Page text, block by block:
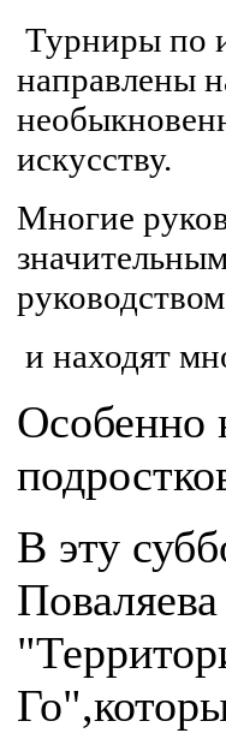
Турниры по
направлены
искусству.
Многие
и находят
Особенно
В эту